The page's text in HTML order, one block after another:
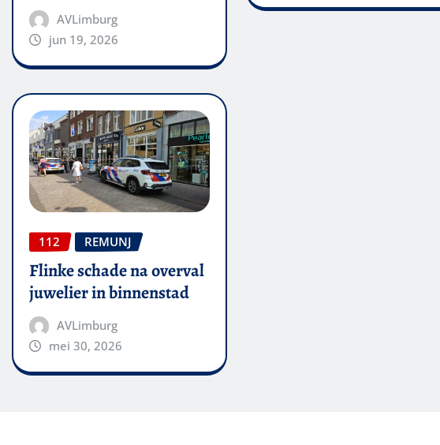
AVLimburg
jun 19, 2026
112 REMUNJ
Flinke schade na overval
juwelier in binnenstad
AVLimburg
mei 30, 2026